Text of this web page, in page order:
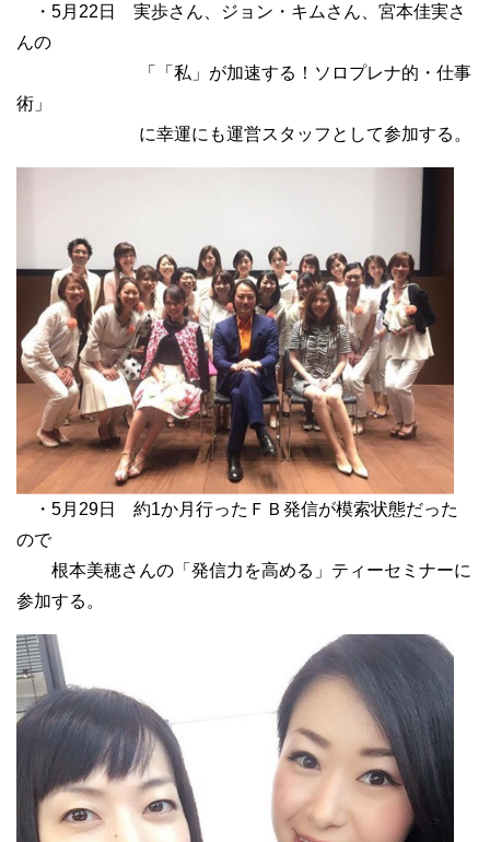
・5月22日 実歩さん、ジョン・キムさん、宮本佳実さ
んの
「「私」が加速する！ソロプレナ的・仕事
術」
に幸運にも運営スタッフとして参加する。
・5月29日 約1か月行ったＦＢ発信が模索状態だった
ので
根本美穂さんの「発信力を高める」ティーセミナーに
参加する。